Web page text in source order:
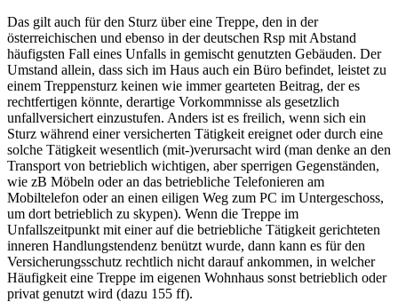
Das gilt auch für den Sturz über eine Treppe, den in der
österreichischen und ebenso in der deutschen Rsp mit Abstand
häufigsten Fall eines Unfalls in gemischt genutzten Gebäuden. Der
Umstand allein, dass sich im Haus auch ein Büro befindet, leistet zu
einem Treppensturz keinen wie immer gearteten Beitrag, der es
rechtfertigen könnte, derartige Vorkommnisse als gesetzlich
unfallversichert einzustufen. Anders ist es freilich, wenn sich ein
Sturz während einer versicherten Tätigkeit ereignet oder durch eine
solche Tätigkeit wesentlich (mit-)verursacht wird (man denke an den
Transport von betrieblich wichtigen, aber sperrigen Gegenständen,
wie zB Möbeln oder an das betriebliche Telefonieren am
Mobiltelefon oder an einen eiligen Weg zum PC im Untergeschoss,
um dort betrieblich zu skypen). Wenn die Treppe im
Unfallszeitpunkt mit einer auf die betriebliche Tätigkeit gerichteten
inneren Handlungstendenz benützt wurde, dann kann es für den
Versicherungsschutz rechtlich nicht darauf ankommen, in welcher
Häufigkeit eine Treppe im eigenen Wohnhaus sonst betrieblich oder
privat genutzt wird (dazu 155 ff).